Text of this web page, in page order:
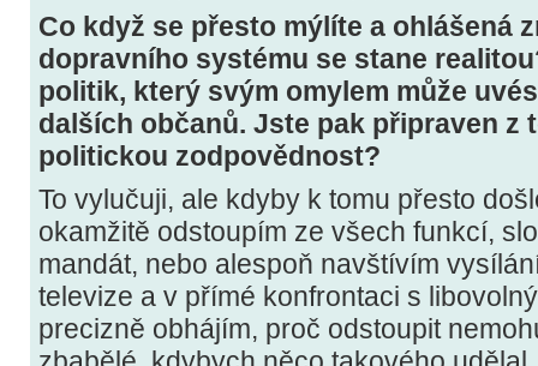
Co když se přesto mýlíte a ohlášená
dopravního systému se stane
politik, který svým omylem může
dalších občanů. Jste pak připraven z
politickou zodpovědnost?
To vylučuji, ale kdyby k tomu přesto
okamžitě odstoupím ze všech funkcí,
mandát, nebo alespoň navštívím
televize a v přímé konfrontaci s
precizně obhájím, proč odstoupit